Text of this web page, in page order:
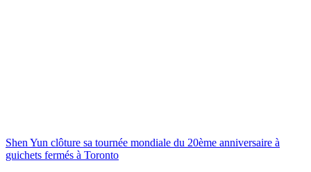
Shen Yun clôture sa tournée mondiale du 20ème anniversaire à
guichets fermés à Toronto